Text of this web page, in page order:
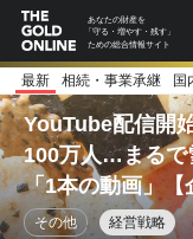
あなたの財産を
「守る・増やす・残す」
ための総合情報サイト
最新 相続・事業承継 国
YouTube配信開
100万人…まるで
「1本の動画」【
その他 経営戦略